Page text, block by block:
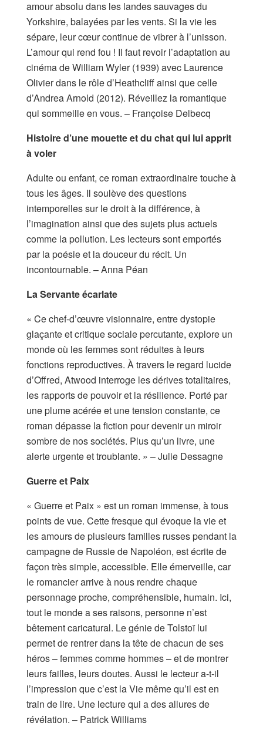
amour absolu dans les landes sauvages du
Yorkshire, balayées par les vents. Si la vie les
sépare, leur cœur continue de vibrer à l’unisson.
L’amour qui rend fou ! Il faut revoir l’adaptation au
cinéma de William Wyler (1939) avec Laurence
Olivier dans le rôle d’Heathcliff ainsi que celle
d’Andrea Arnold (2012). Réveillez la romantique
qui sommeille en vous. – Françoise Delbecq
Histoire d’une mouette et du chat qui lui apprit
à voler
Adulte ou enfant, ce roman extraordinaire touche à
tous les âges. Il soulève des questions
intemporelles sur le droit à la différence, à
l’imagination ainsi que des sujets plus actuels
comme la pollution. Les lecteurs sont emportés
par la poésie et la douceur du récit. Un
incontournable. – Anna Péan
La Servante écarlate
« Ce chef-d’œuvre visionnaire, entre dystopie
glaçante et critique sociale percutante, explore un
monde où les femmes sont réduites à leurs
fonctions reproductives. À travers le regard lucide
d’Offred, Atwood interroge les dérives totalitaires,
les rapports de pouvoir et la résilience. Porté par
une plume acérée et une tension constante, ce
roman dépasse la fiction pour devenir un miroir
sombre de nos sociétés. Plus qu’un livre, une
alerte urgente et troublante. » – Julie Dessagne
Guerre et Paix
« Guerre et Paix » est un roman immense, à tous
points de vue. Cette fresque qui évoque la vie et
les amours de plusieurs familles russes pendant la
campagne de Russie de Napoléon, est écrite de
façon très simple, accessible. Elle émerveille, car
le romancier arrive à nous rendre chaque
personnage proche, compréhensible, humain. Ici,
tout le monde a ses raisons, personne n’est
bêtement caricatural. Le génie de Tolstoï lui
permet de rentrer dans la tête de chacun de ses
héros – femmes comme hommes – et de montrer
leurs failles, leurs doutes. Aussi le lecteur a-t-il
l’impression que c’est la Vie même qu’il est en
train de lire. Une lecture qui a des allures de
révélation. – Patrick Williams